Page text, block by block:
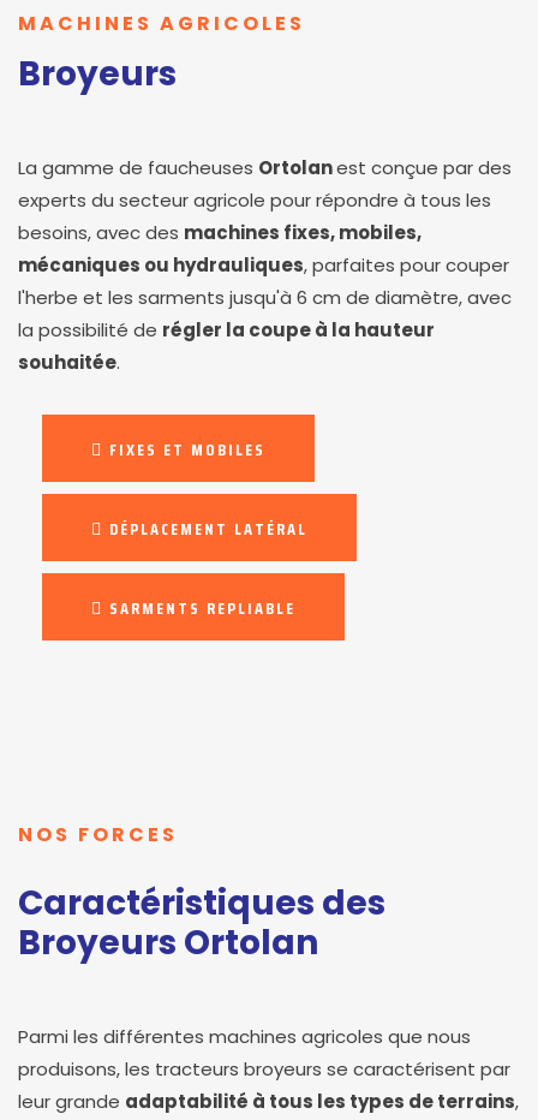
MACHINES AGRICOLES
Broyeurs
La gamme de faucheuses Ortolanest conçue par des
experts du secteur agricole pour répondre à tous les
besoins, avec des machines fixes, mobiles,
mécaniques ou hydrauliques, parfaites pour couper
l'herbe et les sarments jusqu'à 6 cm de diamètre, avec
la possibilité de régler la coupe à la hauteur
souhaitée.
FIXES ET MOBILES
DÉPLACEMENT LATÉRAL
SARMENTS REPLIABLE
NOS FORCES
Caractéristiques des
Broyeurs Ortolan
Parmi les différentes machines agricoles que nous
produisons, les tracteurs broyeurs se caractérisent par
leur grande adaptabilité à tous les types de terrains,